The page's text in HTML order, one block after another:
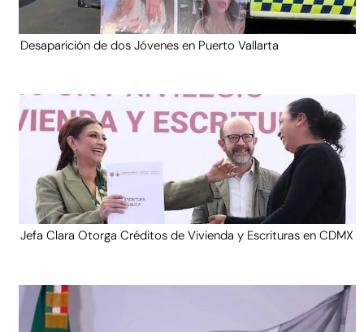
Desaparición de dos Jóvenes en Puerto Vallarta
Jefa Clara Otorga Créditos de Vivienda y Escrituras en CDMX